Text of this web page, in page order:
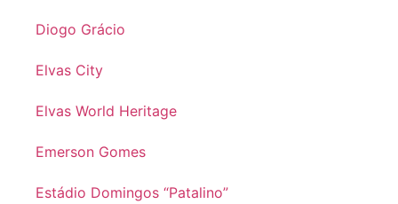
Diogo Grácio
Elvas City
Elvas World Heritage
Emerson Gomes
Estádio Domingos “Patalino”